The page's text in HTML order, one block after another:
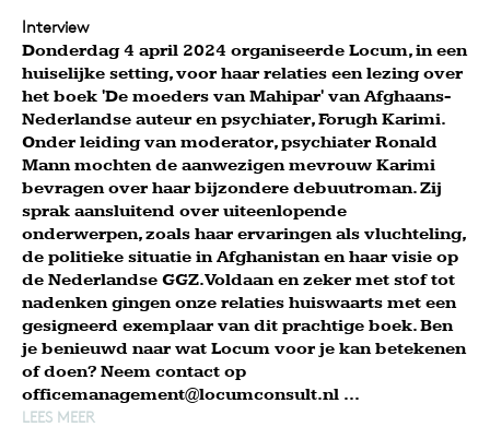
Interview
Donderdag 4 april 2024 organiseerde Locum, in een
huiselijke setting, voor haar relaties een lezing over
het boek 'De moeders van Mahipar' van Afghaans-
Nederlandse auteur en psychiater, Forugh Karimi.
Onder leiding van moderator, psychiater Ronald
Mann mochten de aanwezigen mevrouw Karimi
bevragen over haar bijzondere debuutroman. Zij
sprak aansluitend over uiteenlopende
onderwerpen, zoals haar ervaringen als vluchteling,
de politieke situatie in Afghanistan en haar visie op
de Nederlandse GGZ. Voldaan en zeker met stof tot
nadenken gingen onze relaties huiswaarts met een
gesigneerd exemplaar van dit prachtige boek. Ben
je benieuwd naar wat Locum voor je kan betekenen
of doen? Neem contact op
officemanagement@locumconsult.nl ...
LEES MEER